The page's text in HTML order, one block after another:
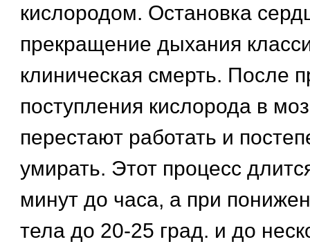
кислородом. Остановка
прекращение дыхания
клиническая смерть. После
поступления кислорода в
перестают работать и
умирать. Этот процесс
минут до часа, а при
тела до 20-25 град. и до